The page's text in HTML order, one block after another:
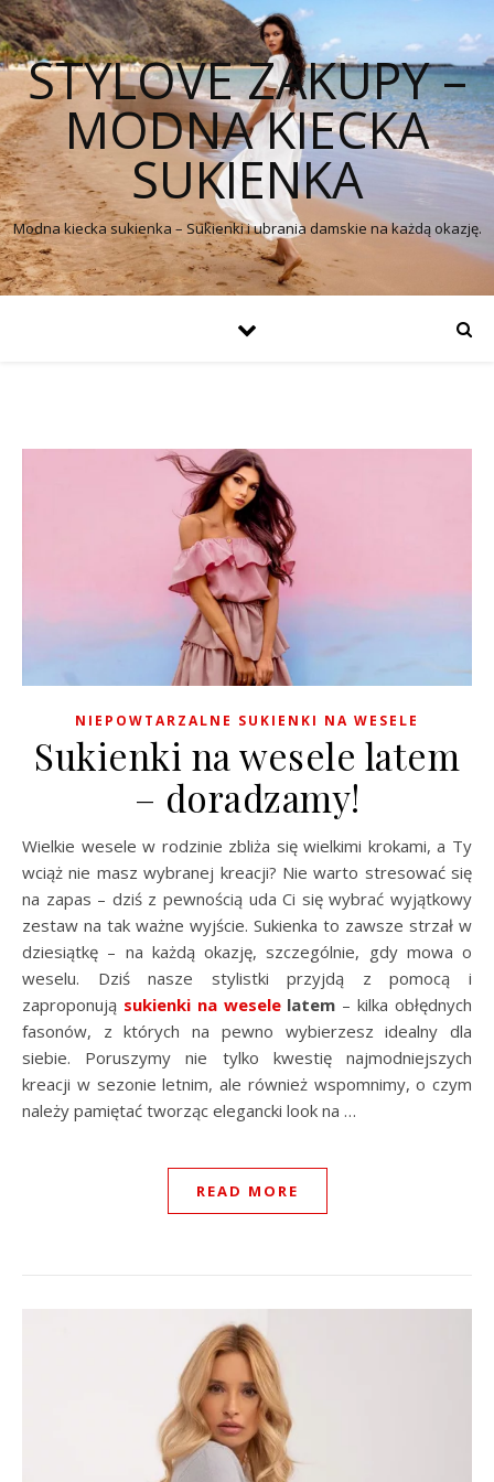
STYLOVE ZAKUPY –
MODNA KIECKA
SUKIENKA
Modna kiecka sukienka – Sukienki i ubrania damskie na każdą okazję.
NIEPOWTARZALNE SUKIENKI NA WESELE
Sukienki na wesele latem
– doradzamy!
Wielkie wesele w rodzinie zbliża się wielkimi krokami, a Ty
wciąż nie masz wybranej kreacji? Nie warto stresować się
na zapas – dziś z pewnością uda Ci się wybrać wyjątkowy
zestaw na tak ważne wyjście. Sukienka to zawsze strzał w
dziesiątkę – na każdą okazję, szczególnie, gdy mowa o
weselu. Dziś nasze stylistki przyjdą z pomocą i
zaproponują sukienki na weselelatem – kilka obłędnych
fasonów, z których na pewno wybierzesz idealny dla
siebie. Poruszymy nie tylko kwestię najmodniejszych
kreacji w sezonie letnim, ale również wspomnimy, o czym
należy pamiętać tworząc elegancki look na …
READ MORE